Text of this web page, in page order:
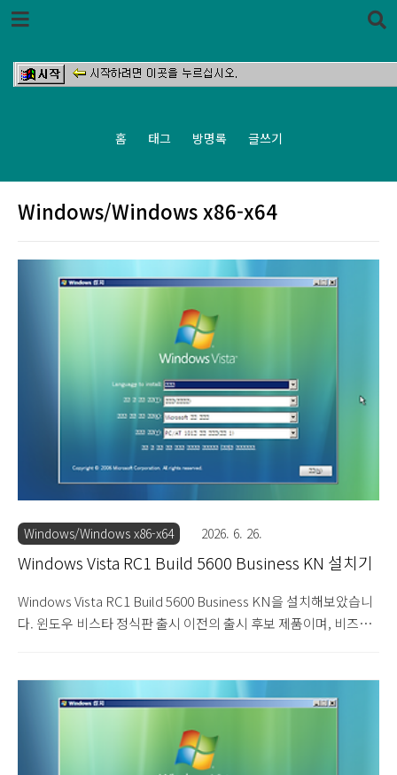
본문 바로가기
홈 태그 방명록 글쓰기
Windows/Windows x86-x64
Windows/Windows x86-x64 2026. 6. 26.
Windows Vista RC1 Build 5600 Business KN 설치기
Windows Vista RC1 Build 5600 Business KN을 설치해보았습니
다. 윈도우 비스타 정식판 출시 이전의 출시 후보 제품이며, 비즈니
는 동일한 에디션입니다. 설치 DVD를 넣으면 부팅됩니다. 윈도우
비스타 RC1 빌드 5600의 설치를 시작힙니다. 한글이 깨져서 나옵
니다. 다음을 눌러 설치를 진행합니다. 제품 키를 입력하는 화면입
니다. 입력하지 않고 넘어갑니다. 설치할 에디션을 선택합니다. 비